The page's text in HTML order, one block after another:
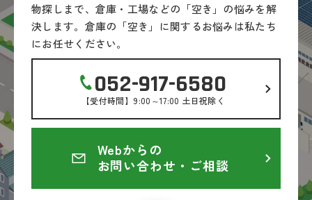
物探しまで、 倉庫・工場などの「空き」の悩みを解
決します。 倉庫の「空き」に関するお悩みは私たち
にお任せください。
052-917-6580
【受付時間】9:00～17:00 土日祝除く
Webからの
お問い合わせ・ご相談